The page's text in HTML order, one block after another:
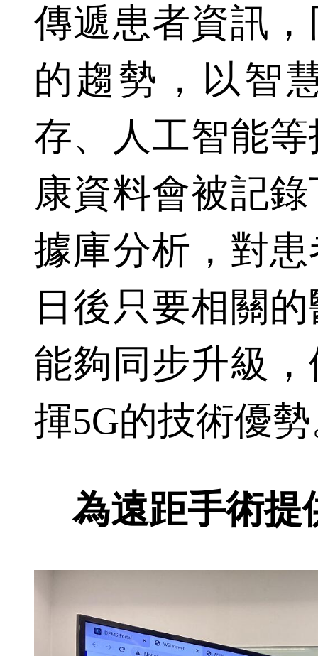
傳遞患者資訊
的趨勢，以智
存、人工智能
康資料會被記
據庫分析，對
日後只要相關
能夠同步升級
揮5G的技術優
為遠距手術提